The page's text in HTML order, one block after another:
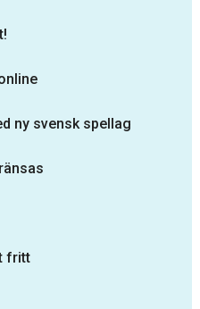
ny svensk spellag
fritt